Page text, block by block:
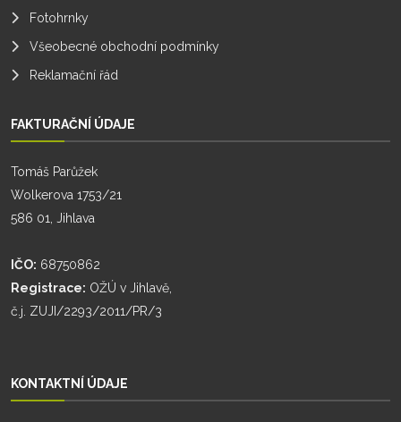
Fotohrnky
Všeobecné obchodní podmínky
Reklamační řád
FAKTURAČNÍ ÚDAJE
Tomáš Parůžek
Wolkerova 1753/21
586 01, Jihlava
IČO: 68750862
Registrace: OŽÚ v Jihlavě,
č.j. ZUJI/2293/2011/PR/3
KONTAKTNÍ ÚDAJE